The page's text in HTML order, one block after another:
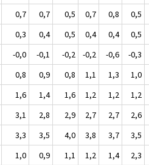
0,7 0,7 0,5 0,7 0,8 0,5
0,3 0,4 0,5 0,4 0,4 0,5
-0,0 -0,1 -0,2 -0,2 -0,6 -0,3
0,8 0,9 0,8 1,1 1,3 1,0
1,6 1,4 1,6 1,2 1,2 1,2
3,1 2,8 2,9 2,7 2,7 2,6
3,3 3,5 4,0 3,8 3,7 3,5
1,0 0,9 1,1 1,2 1,4 2,3